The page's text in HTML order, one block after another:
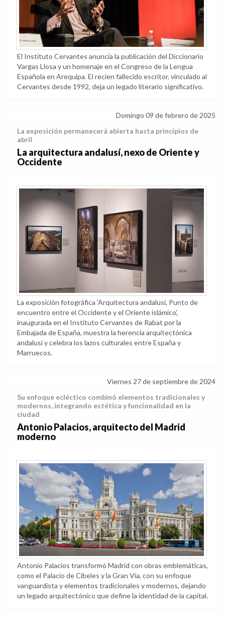
El Instituto Cervantes anuncia la publicación del Diccionario
Vargas Llosa y un homenaje en el Congreso de la Lengua
Española en Arequipa. El recien fallecido escritor, vinculado al
Cervantes desde 1992, deja un legado literario significativo.
Domingo 09 de febrero de 2025
La exposición permanecerá abierta hasta principios de
abril
La arquitectura andalusí, nexo de Oriente y
Occidente
La exposición fotográfica 'Arquitectura andalusí, Punto de
encuentro entre el Occidente y el Oriente islámico',
inaugurada en el Instituto Cervantes de Rabat por la
Embajada de España, muestra la herencia arquitectónica
andalusí y celebra los lazos culturales entre España y
Marruecos.
Viernes 27 de septiembre de 2024
Su enfoque ecléctico combinó elementos tradicionales y
modernos, integrando estética y funcionalidad en la
ciudad
Antonio Palacios, arquitecto del Madrid
moderno
Antonio Palacios transformó Madrid con obras emblemáticas,
como el Palacio de Cibeles y la Gran Vía, con su enfoque
vanguardista y elementos tradicionales y modernos, dejando
un legado arquitectónico que define la identidad de la capital.